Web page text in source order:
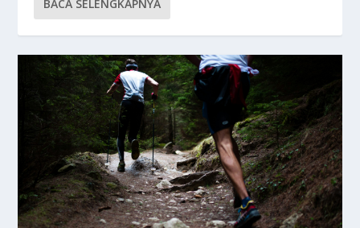
BACA SELENGKAPNYA